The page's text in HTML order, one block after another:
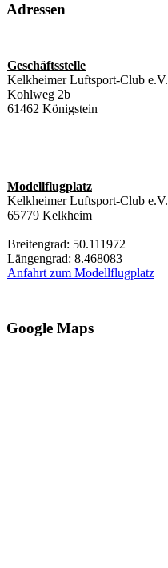
Adressen
Geschäftsstelle
Kelkheimer Luftsport-Club e.V.
Kohlweg 2b
61462 Königstein
Modellflugplatz
Kelkheimer Luftsport-Club e.V.
65779 Kelkheim
Breitengrad: 50.111972
Längengrad: 8.468083
Anfahrt zum Modellflugplatz
Google Maps